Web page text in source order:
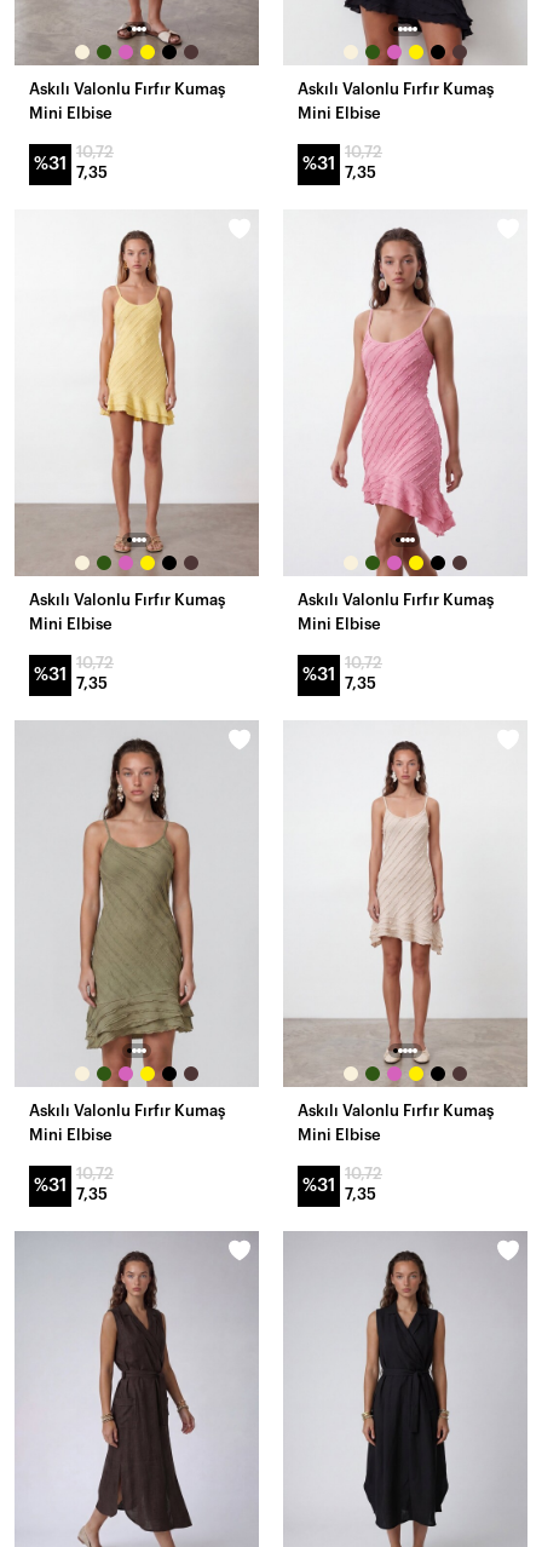
Askılı Valonlu Fırfır Kumaş
Mini Elbise
%31
10,72
7,35
Askılı Valonlu Fırfır Kumaş
Mini Elbise
%31
10,72
7,35
Askılı Valonlu Fırfır Kumaş
Mini Elbise
%31
10,72
7,35
Askılı Valonlu Fırfır Kumaş
Mini Elbise
%31
10,72
7,35
Askılı Valonlu Fırfır Kumaş
Mini Elbise
%31
10,72
7,35
Askılı Valonlu Fırfır Kumaş
Mini Elbise
%31
10,72
7,35